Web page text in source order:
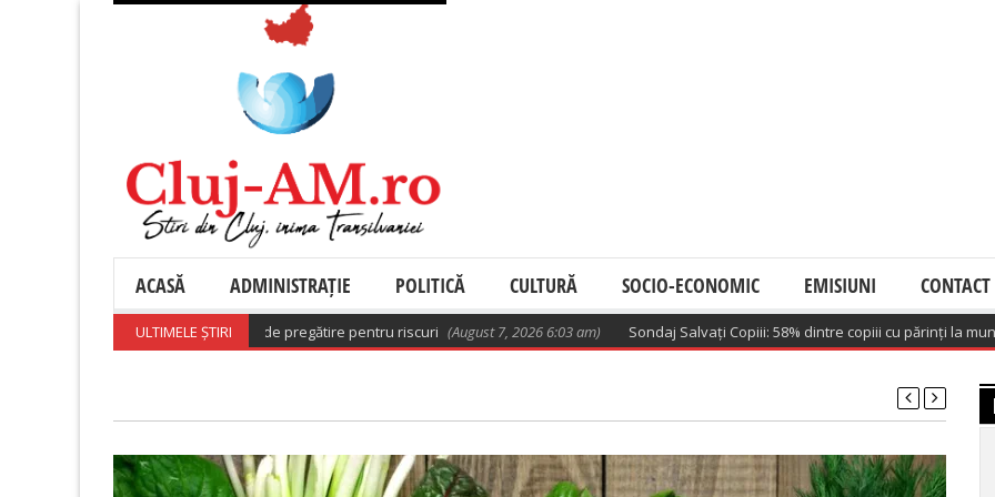
ACASĂ ADMINISTRAȚIE POLITICĂ CULTURĂ SOCIO-ECONOMIC EMISIUNI CONTACT
ULTIMELE ȘTIRI
care aprobă planurile de pregătire pentru riscuri (August 7, 2026 6:03 am) Sondaj Salvați Copiii: 58% dintre copiii cu părinți la muncă în